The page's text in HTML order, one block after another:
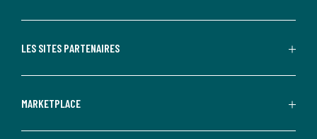
LES SITES PARTENAIRES
MARKETPLACE